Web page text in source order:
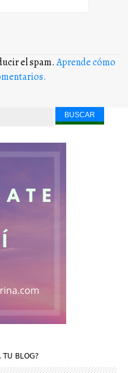
el spam.Aprende cómo
TU BLOG?